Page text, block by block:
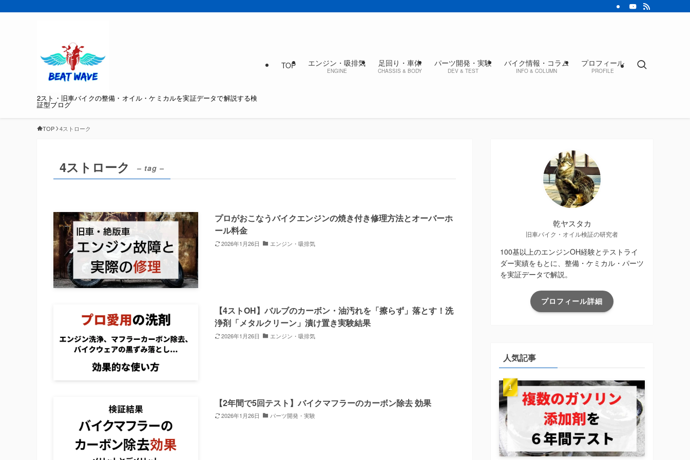
2スト・旧車バイクの整備・オイル・ケミカルを実証データで解説する検
証型ブログ
TOP エンジン・吸排気
ENGINE
足回り・車体
CHASSIS & BODY
パーツ開発・実験
DEV & TEST
バイク情報・コラム
INFO & COLUMN
プロフィール
PROFILE
TOP 4ストローク
4ストローク – tag –
プロがおこなうバイクエンジンの焼き付き修理方法とオーバーホ
ール料金
2026年1月26日 エンジン・吸排気
【4ストOH】バルブのカーボン・油汚れを「擦らず」落とす！洗
浄剤「メタルクリーン」漬け置き実験結果
2026年1月26日 エンジン・吸排気
【2年間で5回テスト】バイクマフラーのカーボン除去 効果
2026年1月26日 パーツ開発・実験
乾ヤスタカ
旧車バイク・オイル検証の研究者
100基以上のエンジンOH経験とテストライ
ダー実績をもとに、整備・ケミカル・パーツ
を実証データで解説。
プロフィール詳細
人気記事